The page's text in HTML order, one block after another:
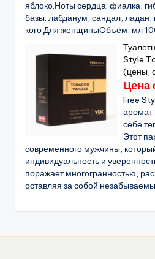
яблоко.Ноты сердца: фиалка,
базы: лабданум, сандал,
кого Для женщиныОбъём, мл
Style
(цены,
Цена
Free
себе
Этот
современного мужчины,
индивидуальность и
поражает многогранностью,
оставляя за собой